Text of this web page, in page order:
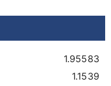
1.95583
1.1539